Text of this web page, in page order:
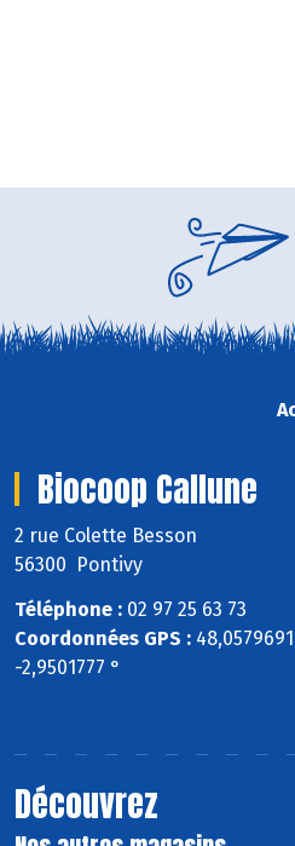
Biocoop Callune
2 rue Colette Besson
56300 Pontivy
Téléphone : 02 97 25 63 73
Coordonnées GPS :
-2,9501777 °
Découvrez